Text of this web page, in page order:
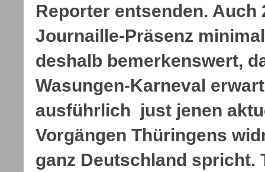
Reporter entsenden. Auch
Journaille-Präsenz
deshalb bemerkenswert,
Wasungen-Karneval
ausführlich just jenen
Vorgängen Thüringens
ganz Deutschland spricht.